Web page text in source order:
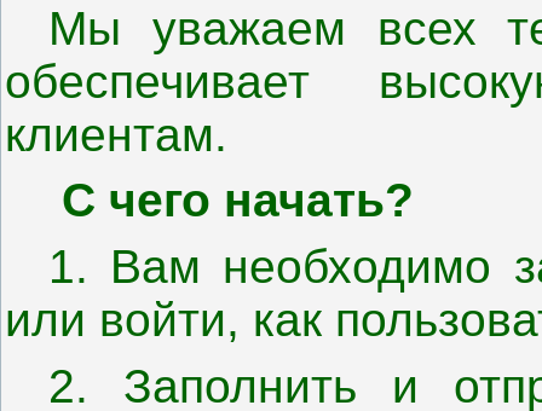
Мы уважаем всех
обеспечивает
клиентам.
С чего начать?
1. Вам необходимо
или войти, как
2. Заполнить и